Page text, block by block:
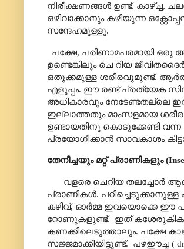
നിരീക്ഷണങ്ങൾ ഉണ്ട്. കാഴ്ച്ച,
ഒഴിവാക്കാനും കഴിയുന്ന
സന്ദേഹമുള്ളു.
പക്ഷേ, പരിണാമപരമായി ഒരു
ഉണ്ടെങ്കിലും ചെ റിയ
ഒതുക്കമുള്ള ശരീരവുമുണ്ട്.
എളുപ്പം. ഈ രണ്ട് പ്രത്യേക
അധികാരവും നേടേണ്ടതല്ലെ
ഇല്ലാത്തതും മാംസളമായ
ഉണ്ടായതിനു കൊടുക്കേണ്ടി
പ്രയോഗിക്കാൻ സാവകാശം
തേനീച്ചയും മറ്റ് പ്രാണികളും
വളരെ ചെറിയ തലച്ചോർ
പ്രാണികൾ. പഠിച്ചെടുക്കാനുള്ള
കഴിവ്, ഓർമ്മ ഇവയൊക്കെ ഈ
റോണുകളുണ്ട്. ഇത്
കണക്കിലെടുത്താലും. പക്ഷേ
സജ്ജമാക്കിയിട്ടുണ്ട്. പഴഈച്ച (